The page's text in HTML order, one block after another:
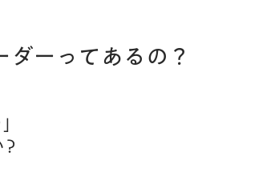
ダーってあるの？